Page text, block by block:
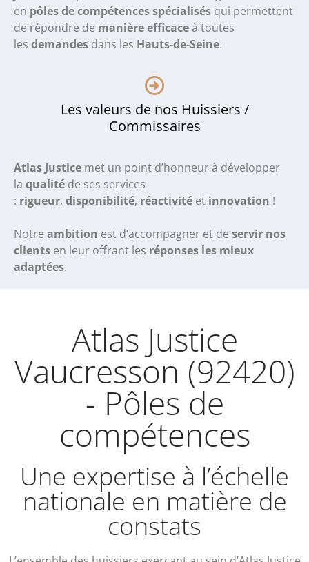
en pôles de compétences spécialisés qui permettent
de répondre de manière efficaceà toutes
les demandes dans les Hauts-de-Seine.
Les valeurs de nos Huissiers /
Commissaires
Atlas Justice met un point d’honneur à développer
la qualité de ses services
: rigueur, disponibilité, réactivité et innovation !
Notre ambition est d’accompagner et de servir nos
clients en leur offrant les réponses les mieux
adaptées.
Atlas Justice
Vaucresson (92420)
- Pôles de
compétences
Une expertise à l’échelle
nationale en matière de
constats